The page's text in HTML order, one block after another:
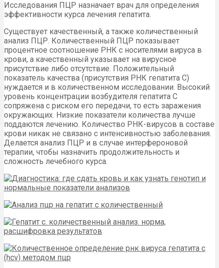
Исследования ПЦР назначает врач для определения
эффективности курса лечения гепатита.
Существует качественный, а также количественный
анализ ПЦР. Количественный ПЦР показывает
процентное соотношение РНК с носителями вируса в
крови, а качественный указывает на вирусное
присутствие либо отсутствие. Положительный
показатель качества (присутствия РНК гепатита С)
нуждается и в количественном исследовании. Высокий
уровень концентрации возбудителя гепатита С
сопряжена с риском его передачи, то есть заражения
окружающих. Низкие показатели количества лучше
поддаются лечению. Количество РНК-вирусов в составе
крови никак не связано с интенсивностью заболевания.
Делается анализ ПЦР и в случае интерфероновой
терапии, чтобы назначить продолжительность и
сложность лечебного курса.